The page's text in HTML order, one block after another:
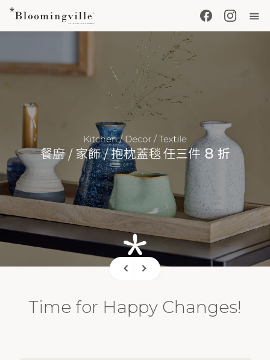
Time for Happy Changes!